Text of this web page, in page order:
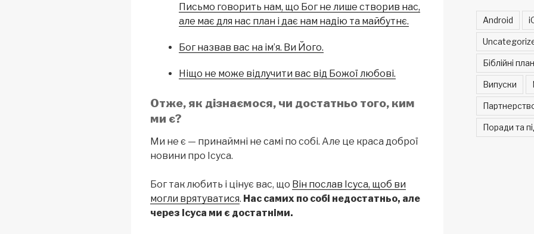
Письмо говорить нам, що Бог не лише створив нас,
але має для нас план і дає нам надію та майбутнє.
Бог назвав вас на ім’я. Ви Його.
Ніщо не може відлучити вас від Божої любові.
Отже, як дізнаємося, чи достатньо того, ким
ми є?
Ми не є — принаймні не самі по собі. Але це краса доброї
новини про Ісуса.
Бог так любить і цінує вас, що Він послав Ісуса, щоб ви
могли врятуватися. Нас самих по собі недостатньо, але
через Ісуса ми є достатніми.
Android
Біблійні
Випуски
Поради та